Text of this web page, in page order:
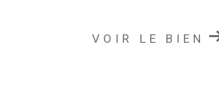
VOIR LE BIEN